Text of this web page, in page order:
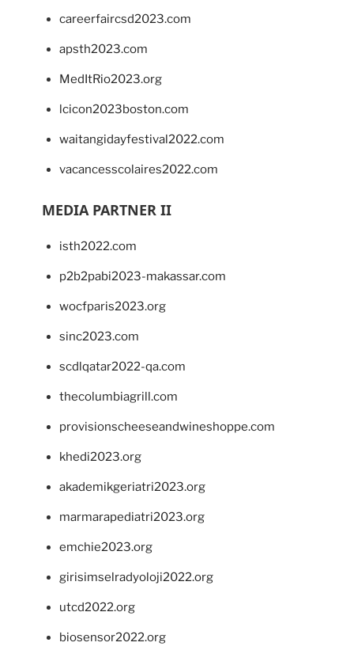
careerfaircsd2023.com
apsth2023.com
MedItRio2023.org
lcicon2023boston.com
waitangidayfestival2022.com
vacancesscolaires2022.com
MEDIA PARTNER II
isth2022.com
p2b2pabi2023-makassar.com
wocfparis2023.org
sinc2023.com
scdlqatar2022-qa.com
thecolumbiagrill.com
provisionscheeseandwineshoppe.com
khedi2023.org
akademikgeriatri2023.org
marmarapediatri2023.org
emchie2023.org
girisimselradyoloji2022.org
utcd2022.org
biosensor2022.org